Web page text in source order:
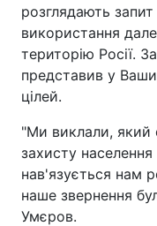
розглядають
використання
територію Росії.
представив у
цілей.
"Ми виклали, який
захисту
нав'язується нам
наше звернення
Умєров.